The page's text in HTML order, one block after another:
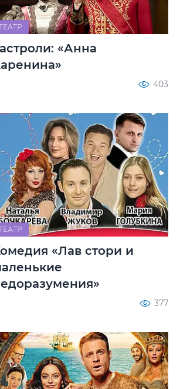
«Анна
403
«Лав стори и
377